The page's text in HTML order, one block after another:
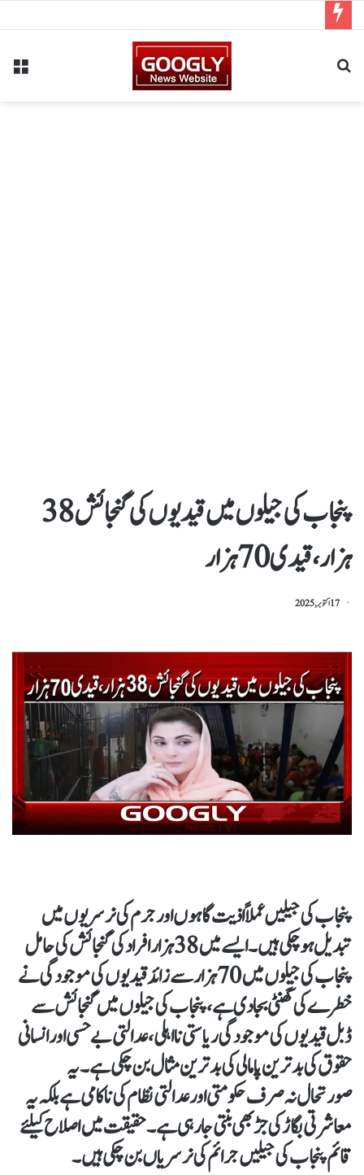
پنجاب کی جیلوں میں قیدیوں کی گنجائش 38
ہزار، قیدی 70 ہزار
17 اکتوبر, 2025
پنجاب کی جیلیں عملاً اذیت گاہوں اور جرم کی نرسریوں میں
تبدیل ہو چکی ہیں۔ ایسے میں 38ہزار افراد کی گنجائش کی حامل
پنجاب کی جیلوں میں 70ہزار سے زائد قیدیوں کی موجودگی نے
خطرے کی گھنٹی بجا دی ہے، پنجاب کی جیلوں میں گنجائش سے
ڈبل قیدیوں کی موجودگی ریاستی نااہلی، عدالتی بےحسی اور انسانی
حقوق کی بدترین پامالی کی بدترین مثال بن چکی ہے۔ یہ
صورتحال نہ صرف حکومتی اور عدالتی نظام کی ناکامی ہے بلکہ یہ
معاشرتی بگاڑ کی جڑ بھی بنتی جا رہی ہے۔ حقیقت میں اصلاح کیلئے
قائم پنجاب کی جیلیں جرائم کی نرسریاں بن چکی ہیں۔